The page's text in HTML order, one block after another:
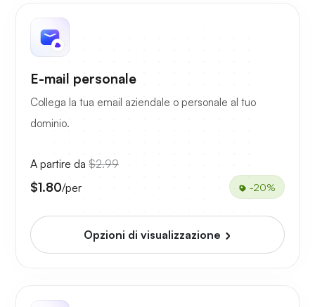
E-mail personale
Collega la tua email aziendale o personale al tuo
dominio.
A partire da $2.99
$1.80/per -20%
Opzioni di visualizzazione